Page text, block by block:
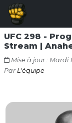
UFC 298 -
Stream |
Mise à jour : Mardi
Par L'équipe